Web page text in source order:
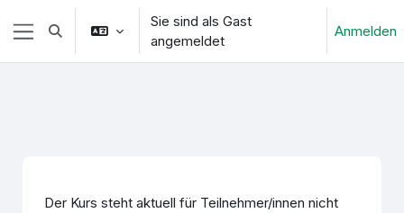
Zum Hauptinhalt
Website-Übersicht
Sucheingabe umschalten
Sie sind als Gast
angemeldet
Anmelden
Der Kurs steht aktuell für Teilnehmer/innen nicht